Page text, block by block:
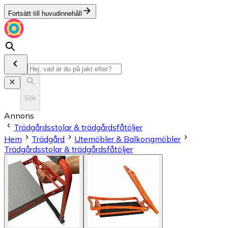
Fortsätt till huvudinnehåll
Sök
Annons
Trädgårdsstolar & trädgårdsfåtöljer
Hem
Trädgård
Utemöbler & Balkongmöbler
Trädgårdsstolar & trädgårdsfåtöljer